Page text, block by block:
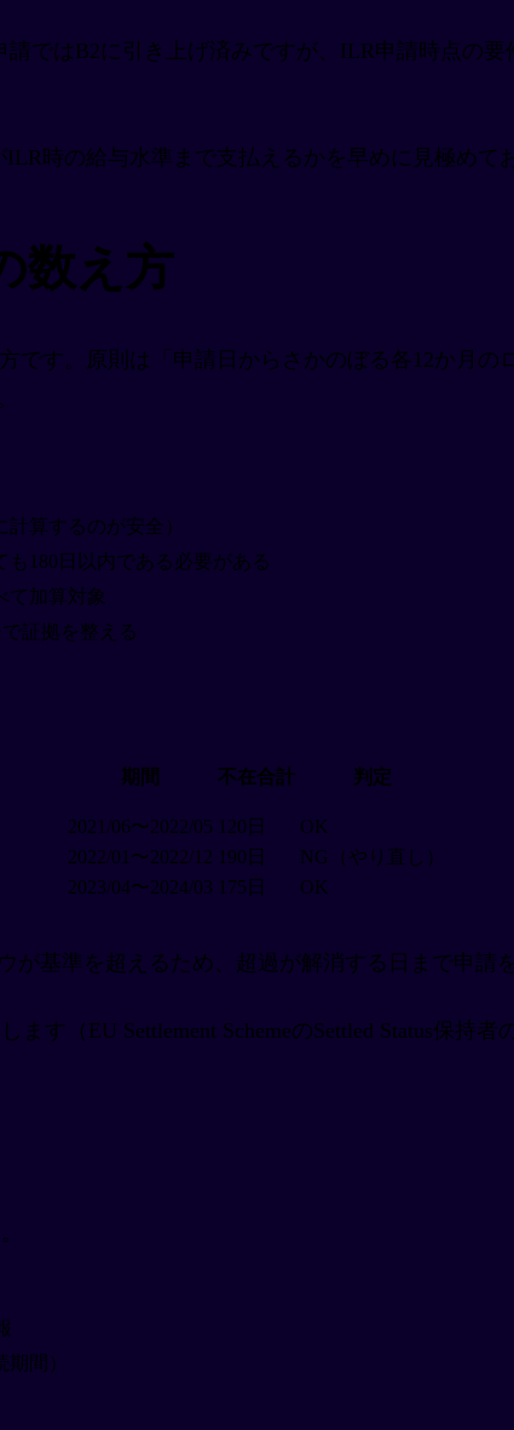
ではB2に引き上げ済みですが、ILR申請時点の
時の給与水準まで支払えるかを早めに見極めて
数え方
す。原則は「申請日からさかのぼる各12か月
算するのが安全）
180日以内である必要がある
て加算対象
証拠を整える
期間 不在合計 判定
2021/06〜2022/05 120日
OK
2022/01〜2022/12 190日
NG（やり直し）
2023/04〜2024/03 175日 OK
が基準を超えるため、超過が解消する日まで申請
す（EU Settlement SchemeのSettled Status保持者
間）